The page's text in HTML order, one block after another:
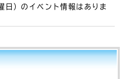
）のイベント情報はありま